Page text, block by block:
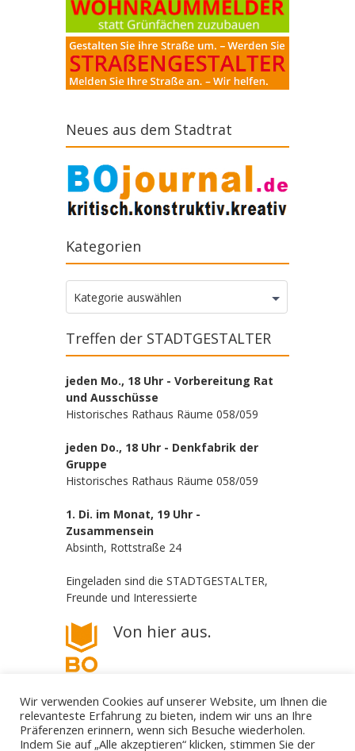
Neues aus dem Stadtrat
Kategorien
Kategorien
Kategorie auswählen
Treffen der STADTGESTALTER
jeden Mo., 18 Uhr - Vorbereitung Rat
und Ausschüsse
Historisches Rathaus Räume 058/059
jeden Do., 18 Uhr - Denkfabrik der
Gruppe
Historisches Rathaus Räume 058/059
1. Di. im Monat, 19 Uhr -
Zusammensein
Absinth, Rottstraße 24
Eingeladen sind die STADTGESTALTER,
Freunde und Interessierte
Von hier aus.
Wir verwenden Cookies auf unserer Website, um Ihnen die
relevanteste Erfahrung zu bieten, indem wir uns an Ihre
Präferenzen erinnern, wenn sich Besuche wiederholen.
Indem Sie auf „Alle akzeptieren“ klicken, stimmen Sie der